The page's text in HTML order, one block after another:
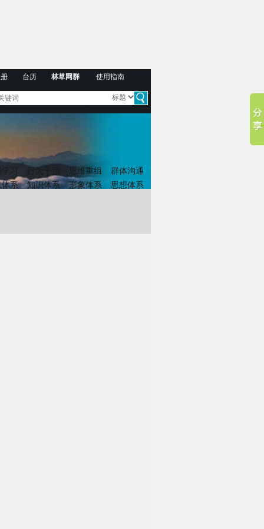
台历 林草网群 使用指南
习 行为干预 思维重组
群体沟通
体系
知识体系 形象体系 思想体系